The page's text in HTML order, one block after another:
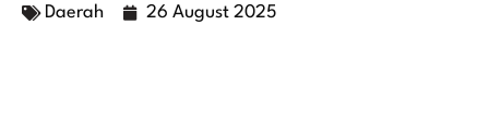
Daerah 26 August 2025